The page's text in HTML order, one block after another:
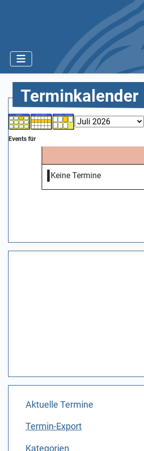
Terminkalender
Events für
Keine Termine
Aktuelle Termine
Termin-Export
Kategorien